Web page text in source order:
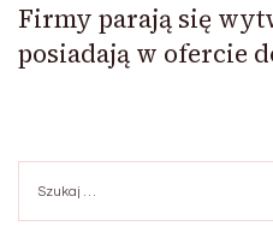
Firmy parają się
posiadają w ofercie